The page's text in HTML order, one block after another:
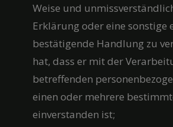
Weise und
Erklärung oder eine sonstige
bestätigende Handlung zu
hat, dass er mit der
betreffenden
einen oder mehrere
einverstanden ist;